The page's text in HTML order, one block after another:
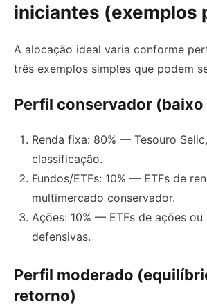
iniciantes (exemplos
A alocação ideal varia conforme
três exemplos simples que podem
Perfil conservador (baixo
Renda fixa: 80% — Tesouro
classificação.
Fundos/ETFs: 10% — ETFs de
multimercado conservador.
Ações: 10% — ETFs de ações ou
defensivas.
Perfil moderado
retorno)